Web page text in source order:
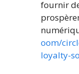
fournir
oom/
loyalty-